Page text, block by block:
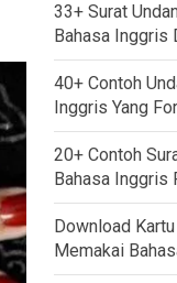
33+ Surat
Bahasa Inggris
40+ Contoh
Inggris Yang
20+ Contoh
Bahasa Inggris
Download
Memakai